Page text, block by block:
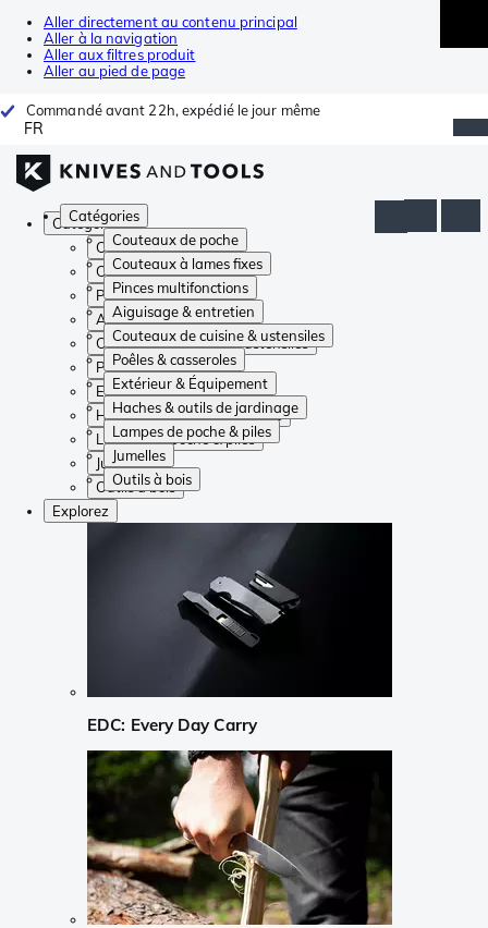
Aller directement au contenu principal
Aller à la navigation
Aller aux filtres produit
Aller au pied de page
Commandé avant 22h, expédié le jour même
FR
Catégories
Couteaux de poche
Couteaux à lames fixes
Pinces multifonctions
Aiguisage & entretien
Couteaux de cuisine & ustensiles
Poêles & casseroles
Extérieur & Équipement
Haches & outils de jardinage
Lampes de poche & piles
Jumelles
Outils à bois
Catégories
Couteaux de poche
Couteaux à lames fixes
Pinces multifonctions
Aiguisage & entretien
Couteaux de cuisine & ustensiles
Poêles & casseroles
Extérieur & Équipement
Haches & outils de jardinage
Lampes de poche & piles
Jumelles
Outils à bois
Explorez
EDC: Every Day Carry